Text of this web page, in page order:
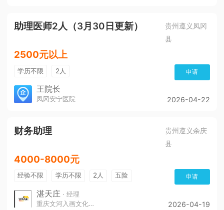
助理医师2人（3月30日更新）
贵州遵义凤冈
县
2500元以上
学历不限 2人 申请
王院长
凤冈安宁医院 2026-04-22
财务助理
贵州遵义余庆
县
4000-8000元
经验不限 学历不限 2人
五险
带薪年假
年终奖
年底双薪
申请
湛天庄 · 经理
重庆文河入画文化传播责任有限公司
2026-04-19